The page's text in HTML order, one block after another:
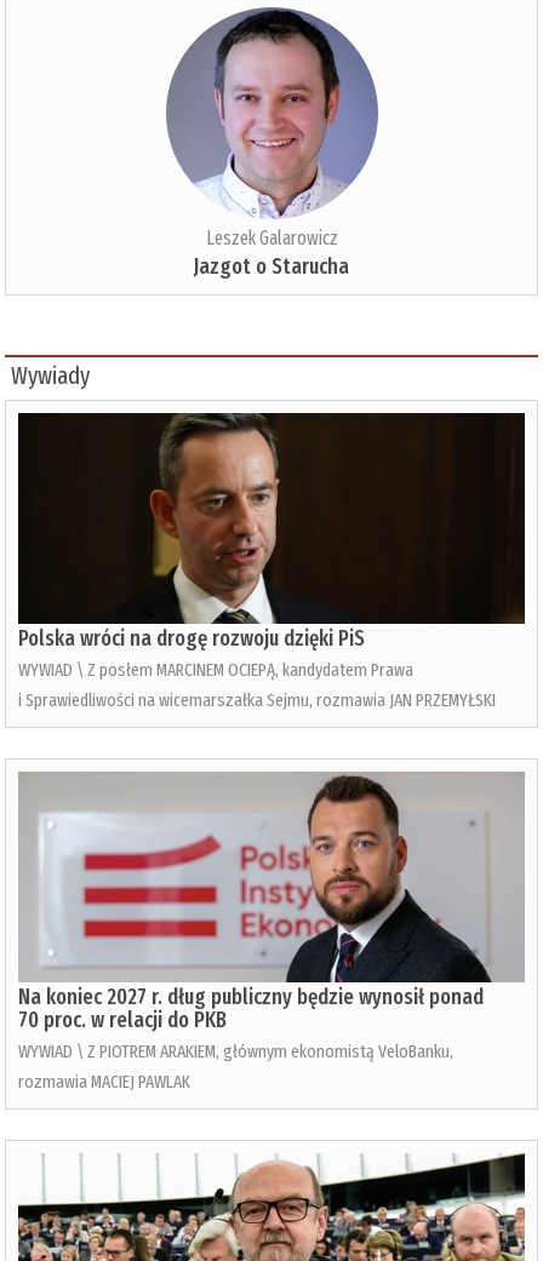
Leszek Galarowicz
Jazgot o Starucha
Wywiady
Polska wróci na drogę rozwoju dzięki PiS
WYWIAD \ Z posłem MARCINEM OCIEPĄ, kandydatem Prawa
i Sprawiedliwości na wicemarszałka Sejmu, rozmawia JAN PRZEMYŁSKI
Na koniec 2027 r. dług publiczny będzie wynosił ponad
70 proc. w relacji do PKB
WYWIAD \ Z PIOTREM ARAKIEM, głównym ekonomistą VeloBanku,
rozmawia MACIEJ PAWLAK